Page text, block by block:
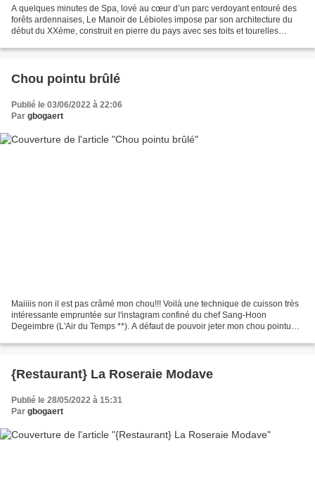
A quelques minutes de Spa, lové au cœur d’un parc verdoyant entouré des
forêts ardennaises, Le Manoir de Lébioles impose par son architecture du
début du XXème, construit en pierre du pays avec ses toits et tourelles
Chou pointu brûlé
Publié le 03/06/2022 à 22:06
Par gbogaert
Maiiiis non il est pas crâmé mon chou!!! Voilà une technique de cuisson très
intéressante empruntée sur l'instagram confiné du chef Sang-Hoon
Degeimbre (L'Air du Temps **). A défaut de pouvoir jeter mon chou pointu
{Restaurant} La Roseraie Modave
Publié le 28/05/2022 à 15:31
Par gbogaert